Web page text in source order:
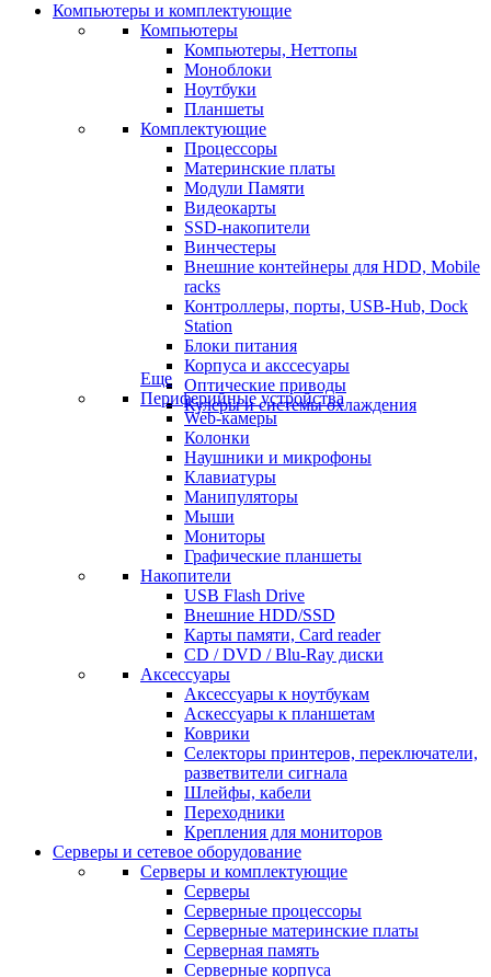
Компьютеры и комплектующие
Компьютеры
Компьютеры, Неттопы
Моноблоки
Ноутбуки
Планшеты
Комплектующие
Процессоры
Материнские платы
Модули Памяти
Видеокарты
SSD-накопители
Винчестеры
Внешние контейнеры для HDD, Mobile
racks
Контроллеры, порты, USB-Hub, Dock
Station
Блоки питания
Корпуса и акссесуары
Оптические приводы
Кулеры и системы охлаждения
Еще
Периферийные устройства
Web-камеры
Колонки
Наушники и микрофоны
Клавиатуры
Манипуляторы
Мыши
Мониторы
Графические планшеты
Накопители
USB Flash Drive
Внешние HDD/SSD
Карты памяти, Card reader
CD / DVD / Blu-Ray диски
Аксессуары
Аксессуары к ноутбукам
Аскессуары к планшетам
Коврики
Селекторы принтеров, переключатели,
разветвители сигнала
Шлейфы, кабели
Переходники
Крепления для мониторов
Серверы и сетевое оборудование
Серверы и комплектующие
Серверы
Серверные процессоры
Серверные материнские платы
Серверная память
Серверные корпуса